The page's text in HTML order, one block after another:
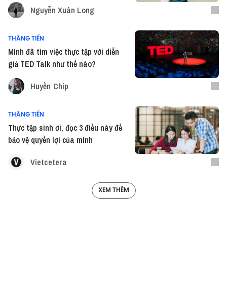
Nguyễn Xuân Long
THĂNG TIẾN
Mình đã tìm việc thực tập với diễn
giả TED Talk như thế nào?
Huyền Chip
THĂNG TIẾN
Thực tập sinh ơi, đọc 3 điều này để
bảo vệ quyền lợi của mình
Vietcetera
XEM THÊM